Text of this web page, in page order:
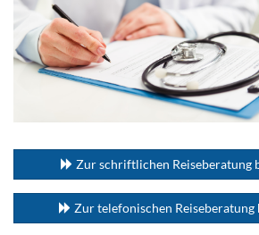
Zur schriftlichen Reiseberatung
Zur telefonischen Reiseberatung